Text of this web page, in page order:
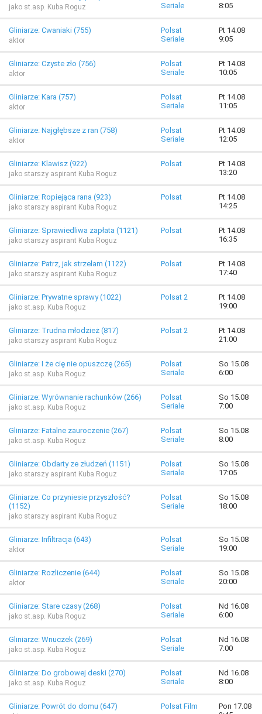
jako st.asp. Kuba Roguz
Seriale
8:05
Gliniarze: Cwaniaki (755)
aktor
Polsat
Seriale
Pt 14.08
9:05
Gliniarze: Czyste zło (756)
aktor
Polsat
Seriale
Pt 14.08
10:05
Gliniarze: Kara (757)
aktor
Polsat
Seriale
Pt 14.08
11:05
Gliniarze: Najgłębsze z ran (758)
aktor
Polsat
Seriale
Pt 14.08
12:05
Gliniarze: Klawisz (922)
jako starszy aspirant Kuba Roguz
Polsat
Pt 14.08
13:20
Gliniarze: Ropiejąca rana (923)
jako starszy aspirant Kuba Roguz
Polsat
Pt 14.08
14:25
Gliniarze: Sprawiedliwa zapłata (1121)
jako starszy aspirant Kuba Roguz
Polsat
Pt 14.08
16:35
Gliniarze: Patrz, jak strzelam (1122)
jako starszy aspirant Kuba Roguz
Polsat
Pt 14.08
17:40
Gliniarze: Prywatne sprawy (1022)
jako st.asp. Kuba Roguz
Polsat 2
Pt 14.08
19:00
Gliniarze: Trudna młodzież (817)
jako starszy aspirant Kuba Roguz
Polsat 2
Pt 14.08
21:00
Gliniarze: I że cię nie opuszczę (265)
jako st.asp. Kuba Roguz
Polsat
Seriale
So 15.08
6:00
Gliniarze: Wyrównanie rachunków (266)
jako st.asp. Kuba Roguz
Polsat
Seriale
So 15.08
7:00
Gliniarze: Fatalne zauroczenie (267)
jako st.asp. Kuba Roguz
Polsat
Seriale
So 15.08
8:00
Gliniarze: Obdarty ze złudzeń (1151)
jako starszy aspirant Kuba Roguz
Polsat
Seriale
So 15.08
17:05
Gliniarze: Co przyniesie przyszłość?
(1152)
jako starszy aspirant Kuba Roguz
Polsat
Seriale
So 15.08
18:00
Gliniarze: Infiltracja (643)
aktor
Polsat
Seriale
So 15.08
19:00
Gliniarze: Rozliczenie (644)
aktor
Polsat
Seriale
So 15.08
20:00
Gliniarze: Stare czasy (268)
jako st.asp. Kuba Roguz
Polsat
Seriale
Nd 16.08
6:00
Gliniarze: Wnuczek (269)
jako st.asp. Kuba Roguz
Polsat
Seriale
Nd 16.08
7:00
Gliniarze: Do grobowej deski (270)
jako st.asp. Kuba Roguz
Polsat
Seriale
Nd 16.08
8:00
Gliniarze: Powrót do domu (647) Polsat Film
Pon 17.08